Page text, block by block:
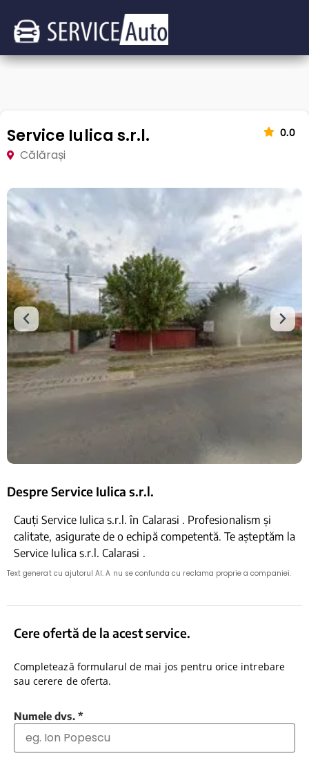
Service Iulica s.r.l. 0.0
Călărași
Despre Service Iulica s.r.l.
Cauți Service Iulica s.r.l. în Calarasi . Profesionalism și
calitate, asigurate de o echipă competentă. Te așteptăm la
Service Iulica s.r.l. Calarasi .
Text generat cu ajutorul AI. A nu se confunda cu reclama proprie a companiei.
Cere ofertă de la acest service.
Completează formularul de mai jos pentru orice intrebare
sau cerere de oferta.
Numele dvs. *